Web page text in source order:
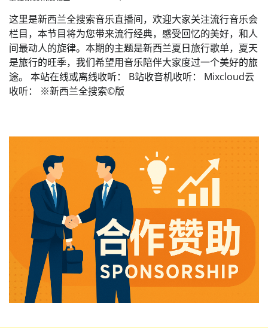
这里是新西兰全搜索音乐直播间，欢迎大家关注流行音乐会
栏目，本节目将为您带来流行经典，感受回忆的美好，和人
间最动人的旋律。本期的主题是新西兰夏日旅行歌单，夏天
是旅行的旺季，我们希望用音乐陪伴大家度过一个美好的旅
途。 本站在线或离线收听： B站收音机收听： Mixcloud云
收听： ※新西兰全搜索©️版